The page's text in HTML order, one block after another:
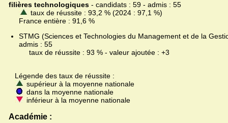
filières technologiques - candidats : 59 - admis : 55
taux de réussite : 93,2 % (2024 : 97,1 %)
France entière : 91,6 %
STMG (Sciences et Technologies du Management et de la
admis : 55
taux de réussite : 93 % - valeur ajoutée : +3
Légende des taux de réussite :
supérieur à la moyenne nationale
dans la moyenne nationale
inférieur à la moyenne nationale
Académie :